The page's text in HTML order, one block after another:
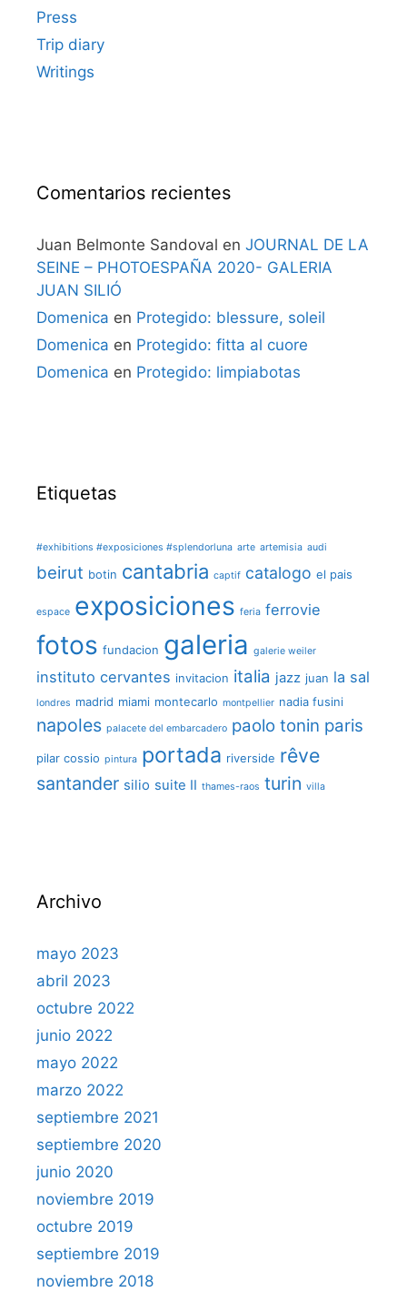
Press
Trip diary
Writings
Comentarios recientes
Juan Belmonte Sandoval en JOURNAL DE LA
SEINE – PHOTOESPAÑA 2020- GALERIA
JUAN SILIÓ
Domenica en Protegido: blessure, soleil
Domenica en Protegido: fitta al cuore
Domenica en Protegido: limpiabotas
Etiquetas
#exhibitions #exposiciones #splendorluna arte artemisia audi
beirut botin cantabria captif catalogo el pais
espace exposiciones feria ferrovie
fotos fundacion galeria galerie weiler
instituto cervantes invitacion italia jazz juan la sal
londres madrid miami montecarlo montpellier nadia fusini
napoles palacete del embarcadero paolo tonin paris
pilar cossio pintura portada riverside rêve
santander silio suite II thames-raos turin villa
Archivo
mayo 2023
abril 2023
octubre 2022
junio 2022
mayo 2022
marzo 2022
septiembre 2021
septiembre 2020
junio 2020
noviembre 2019
octubre 2019
septiembre 2019
noviembre 2018